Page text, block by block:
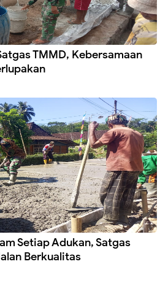
TMMD, Kebersamaan
Setiap Adukan, Satgas
Berkualitas